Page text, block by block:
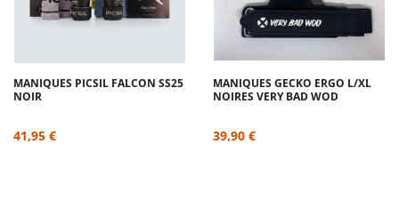
MANIQUES PICSIL FALCON SS25
NOIR
41,95 €
MANIQUES GECKO ERGO L/XL
NOIRES VERY BAD WOD
39,90 €